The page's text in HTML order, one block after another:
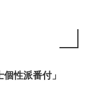
性派番付」